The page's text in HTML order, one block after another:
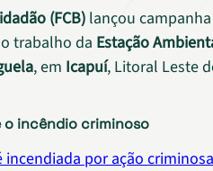
(FCB) lançou
trabalho da Estação
, em Icapuí, Litoral Leste
o incêndio criminoso
incendiada por ação